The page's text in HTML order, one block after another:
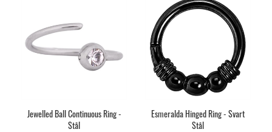
Jewelled Ball Continuous Ring -
Stål
Esmeralda Hinged Ring - Svart
Stål